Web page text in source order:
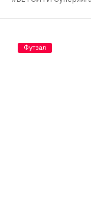
Футзал